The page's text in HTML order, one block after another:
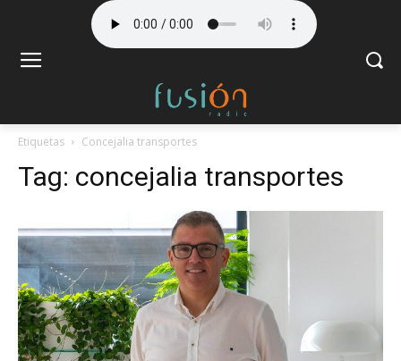
Etiquetas Concejalia transportes
Tag: concejalia transportes